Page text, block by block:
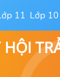
11 Lớp 10